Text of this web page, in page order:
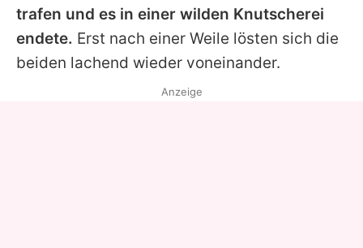
trafen und es in einer wilden Knutscherei
endete. Erst nach einer Weile lösten sich die
beiden lachend wieder voneinander.
Anzeige